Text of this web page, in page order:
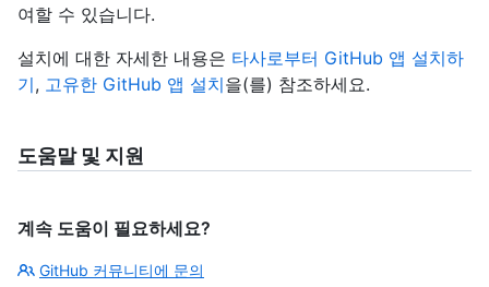
여할 수 있습니다.
설치에 대한 자세한 내용은 타사로부터 GitHub 앱 설치하
기, 고유한 GitHub 앱 설치을(를) 참조하세요.
도움말 및 지원
계속 도움이 필요하세요?
GitHub 커뮤니티에 문의